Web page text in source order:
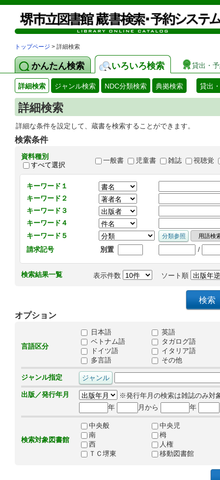
トップページ > 詳細検索
かんたん検索 いろいろ検索 貸出・
詳細検索 ジャンル検索 NDC分類検索 典拠検索 貸出
詳細検索
詳細な条件を設定して、蔵書を検索することができます。
検索条件
資料種別
すべて選択
一般書 児童書 雑誌 視聴覚
キーワード１
キーワード２
キーワード３
キーワード４
キーワード５
請求記号
別置 /
検索結果一覧 表示件数 ソート順
オプション
言語区分
日本語
英語
ベトナム語
タガログ語
ドイツ語
イタリア語
多言語
その他
ジャンル指定
出版／発行年月
※発行年月の検索は雑誌のみ対
年
月から 年
検索対象図書館
中央般
中央児
南
栂
西
人権
ＴＣ堺東
移動図書館